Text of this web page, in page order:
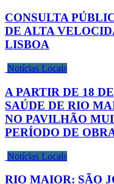
CONSULTA
DE ALTA
LISBOA
Notícias Locais
A PARTIR DE 18
SAÚDE DE RIO
NO PAVILHÃO
PERÍODO DE
Notícias Locais
RIO MAIOR: SÃO